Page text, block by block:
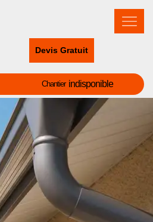
Devis Gratuit
Chantier indisponible